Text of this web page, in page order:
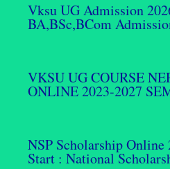
Vksu UG Admission
BA,BSc,BCom
VKSU UG COURSE
ONLINE 2023-2027
NSP Scholarship
Start : National